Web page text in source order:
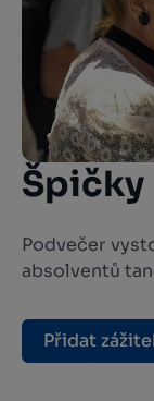
Špičky
Podvečer
absolventů
Přidat